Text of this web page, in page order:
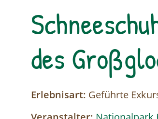
des
Erlebnisart: Geführte